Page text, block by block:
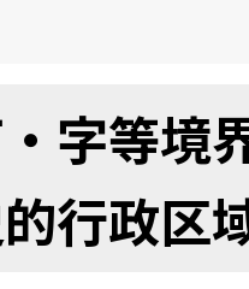
字等境
行政区